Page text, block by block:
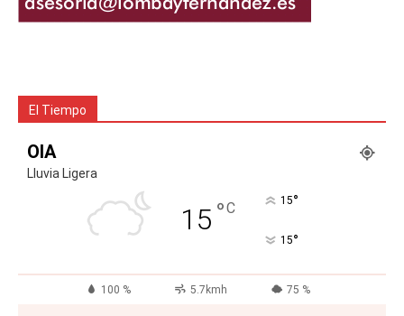
El Tiempo
OIA
Lluvia Ligera
15 °C 15°
15°
100 % 5.7kmh 75 %